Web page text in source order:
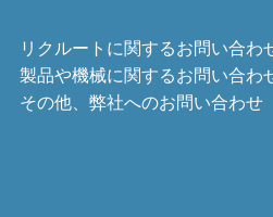
リクルートに関するお問い合わ
製品や機械に関するお問い合わ
その他、弊社へのお問い合わせ